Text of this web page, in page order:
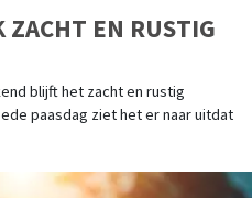
ZACHT EN RUSTIG
blijft het zacht en rustig
paasdag ziet het er naar uitdat